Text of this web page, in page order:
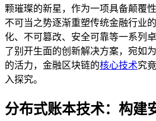
颗璀璨的新星，作为一项具备颠覆
不可当之势逐渐重塑传统金融行业
化、不可篡改、安全可靠等一系列
了别开生面的创新解决方案，宛如
的活力，金融区块链的核心技术究
入探究。
分布式账本技术：构建